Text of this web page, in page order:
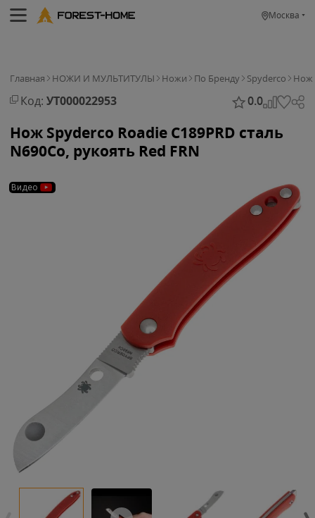
Москва
Главная НОЖИ И МУЛЬТИТУЛЫ Ножи По Бренду Spyderco Нож
Код: УТ000022953 0.0
Нож Spyderco Roadie C189PRD cталь
N690Co, рукоять Red FRN
Видео